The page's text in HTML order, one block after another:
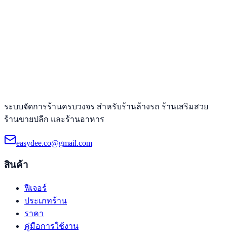
ระบบจัดการร้านครบวงจร สำหรับร้านล้างรถ ร้านเสริมสวย
ร้านขายปลีก และร้านอาหาร
easydee.co@gmail.com
สินค้า
ฟีเจอร์
ประเภทร้าน
ราคา
คู่มือการใช้งาน